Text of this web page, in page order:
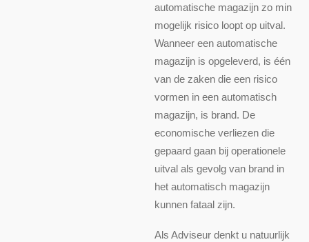
automatische magazijn zo min
mogelijk risico loopt op uitval.
Wanneer een automatische
magazijn is opgeleverd, is één
van de zaken die een risico
vormen in een automatisch
magazijn, is brand. De
economische verliezen die
gepaard gaan bij operationele
uitval als gevolg van brand in
het automatisch magazijn
kunnen fataal zijn.
Als Adviseur denkt u natuurlijk